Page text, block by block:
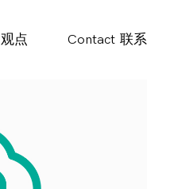
观点 Contact 联系